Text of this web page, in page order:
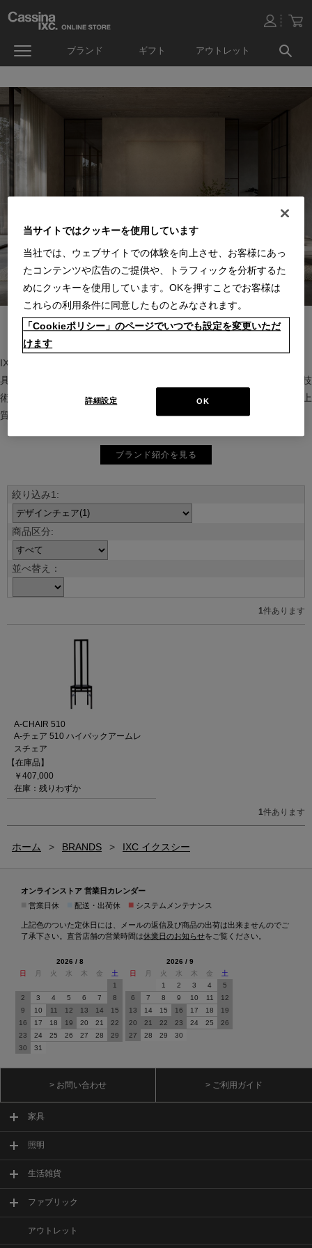
ブランド ギフト アウトレット
IXC（イクスシー）は、”Emotional Minimalism”を掲げるグローバル家
具ブランド。ヨーロッパの家具文化と日本の美意識を融合し、素材や技
術を活かした持続可能で洗練されたインテリアを提案。長く愛される上
質な暮らしを届けます。
ブランド紹介を見る
並べ替え：
1件あります
A-CHAIR 510
A-チェア 510 ハイバックアームレ
スチェア
【在庫品】
￥407,000
在庫：残りわずか
1件あります
ホーム > BRANDS > IXC イクスシー
オンラインストア 営業日カレンダー
営業日休 配送・出荷休 ■ システムメンテナンス
上記色のついた定休日には、メールの返信及び商品の出荷は出来ませんのでご
了承下さい。直営店舗の営業時間は休業日のお知らせをご覧ください。
2026 / 8
日
月 火 水 木 金
土
1
2
3 4 5 6 7
8
9
10 11 12 13 14
15
16
17 18 19 20 21
22
23
24 25 26 27 28
29
30
31
2026 / 9
日
月 火 水 木 金
土
1
2 3 4
5
6
7 8 9 10 11
12
13
14 15 16 17 18
19
20
21 22 23 24 25
26
27
28 29 30
> お問い合わせ > ご利用ガイド
家具
照明
生活雑貨
ファブリック
アウトレット
当サイトではクッキーを使用しています
当社では、ウェブサイトでの体験を向上させ、お客様にあっ
たコンテンツや広告のご提供や、トラフィックを分析するた
めにクッキーを使用しています。OKを押すことでお客様は
これらの利用条件に同意したものとみなされます。
「Cookieポリシー」のページでいつでも設定を変更いただ
けます
OK
詳細設定